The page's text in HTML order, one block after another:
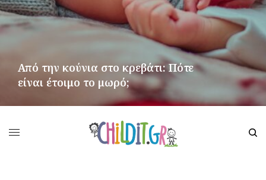
Από την κούνια στο κρεβάτι: Πότε
είναι έτοιμο το μωρό;